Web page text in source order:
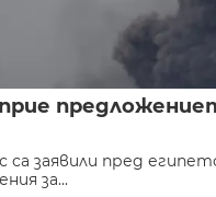
са заявили пред
за...